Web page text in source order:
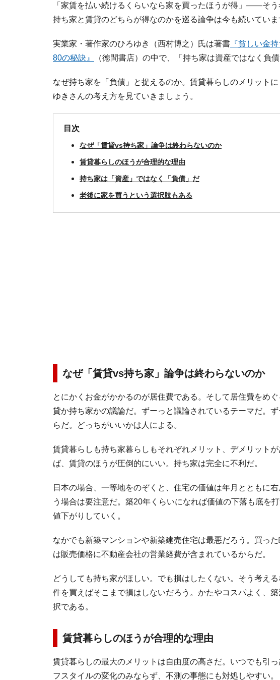
「家賃を払い続けるくらいなら家を買ったほうが得」――そう
持ち家と賃貸のどちらが得なのかを巡る論争は今も続いていま
実業家・著作家のひろゆき（西村博之）氏は著書 『貧しい金
80の秘訣』
（徳間書店）の中で、「持ち家は資産ではなく負
なぜ持ち家を「負債」と捉えるのか。賃貸暮らしのメリット
ゆきさんの考え方を見ていきましょう。
目次
なぜ「賃貸vs持ち家」論争は終わらないのか
賃貸暮らしのほうが合理的な理由
持ち家は「資産」ではなく「負債」だ
老後に家を買うという選択肢もある
なぜ「賃貸vs持ち家」論争は終わらないのか
とにかくお金がかかるのが居住費である。そして居住費をめ
貸か持ち家かの議論だ。ずーっと議論されているテーマだ。
らだ。どっちがいいかは人による。
賃貸暮らしも持ち家暮らしもそれぞれメリット、デメリット
ば、賃貸のほうが圧倒的にいい。持ち家は完全に不利だ。
日本の場合、一等地をのぞくと、住宅の価値は年月とともに
う場合は要注意だ。築20年くらいになれば価値の下落も底を
値下がりしていく。
なかでも新築マンションや新築建売住宅は最悪だろう。買っ
は販売価格に不動産会社の営業経費が含まれているからだ。
どうしても持ち家がほしい。でも損はしたくない。そう考え
件を買えばそこまで損はしないだろう。かたやコスパよく、
択である。
賃貸暮らしのほうが合理的な理由
賃貸暮らしの最大のメリットは自由度の高さだ。いつでも引
フスタイルの変化のみならず、不測の事態にも対処しやすい。